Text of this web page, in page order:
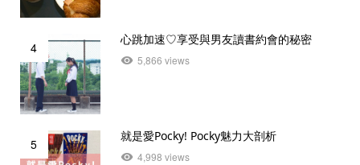
4
心跳加速♡享受與男友讀書約會的秘密
5,866 views
5
就是愛Pocky! Pocky魅力大剖析
4,998 views